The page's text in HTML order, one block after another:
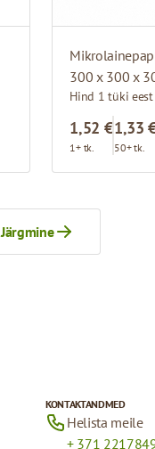
300 x 300 x
Hind 1 tüki eest
1,52 €
1+ tk.
1,33
50+ tk.
Järgmine
KONTAKTANDMED
Helista meile
+ 371